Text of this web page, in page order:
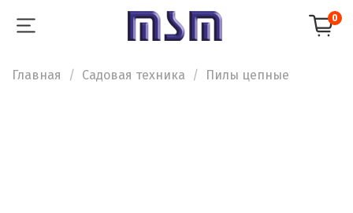
0
Главная Садовая техника Пилы цепные